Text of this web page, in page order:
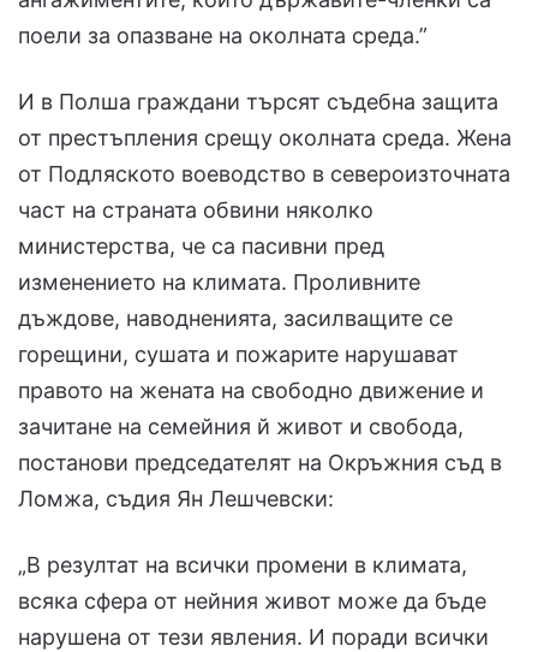
поели за опазване на околната среда.”
И в Полша граждани търсят съдебна защита
от престъпления срещу околната среда. Жена
от Подляското воеводство в североизточната
част на страната обвини няколко
министерства, че са пасивни пред
изменението на климата. Проливните
дъждове, наводненията, засилващите се
горещини, сушата и пожарите нарушават
правото на жената на свободно движение и
зачитане на семейния й живот и свобода,
постанови председателят на Окръжния съд в
Ломжа, съдия Ян Лешчевски:
„В резултат на всички промени в климата,
всяка сфера от нейния живот може да бъде
нарушена от тези явления. И поради всички